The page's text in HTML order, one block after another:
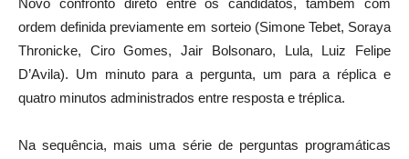
Novo confronto direto entre os candidatos, também com
ordem definida previamente em sorteio (Simone Tebet, Soraya
Thronicke, Ciro Gomes, Jair Bolsonaro, Lula, Luiz Felipe
D’Avila). Um minuto para a pergunta, um para a réplica e
quatro minutos administrados entre resposta e tréplica.
Na sequência, mais uma série de perguntas programáticas